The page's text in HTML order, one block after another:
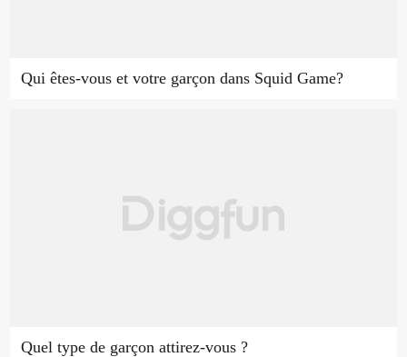
Qui êtes-vous et votre garçon dans Squid Game?
Quel type de garçon attirez-vous ?